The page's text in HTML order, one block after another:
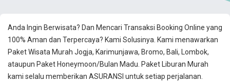
Anda Ingin Berwisata? Dan Mencari Transaksi Booking Online yang
100% Aman dan Terpercaya? Kami Solusinya. Kami menawarkan
Paket Wisata Murah Jogja, Karimunjawa, Bromo, Bali, Lombok,
ataupun Paket Honeymoon/Bulan Madu. Paket Liburan Murah
kami selalu memberikan ASURANSI untuk setiap perjalanan.